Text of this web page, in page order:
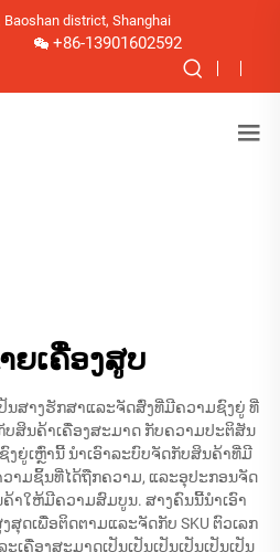
Baoshan district, Shanghai
+86-13901602592
ຍເຄື່ອງສູບ
ນສາງຮັກສາແລະຈັດສົ່ງທີ່ມີຄວາມຊົງຍູ່ ທີ່
ສິນຄ້າເຄື່ອງສະມາດ ກັບຄວາມປະຕິສັນ
ຍູ່ເຫຼົ່ານີ້ ນຳເອົາລະບົບຈັດກັບສິນຄ້າທີ່ມີ
າມຊິ້ນທີ່ໄດ້ຖືກຄວາມ, ແລະອຸປະກອນຈັດ
າໃຫ້ມີຄວາມສົມບູນ. ສາງຄົນນີ້ນຳເອົາ
ດເພື່ອຕິດຕາມແລະຈັດກັບ SKU ຕົວເລກ
ຄື່ອງສະມາດເປັນເປັນເປັນເປັນເປັນເປັນ